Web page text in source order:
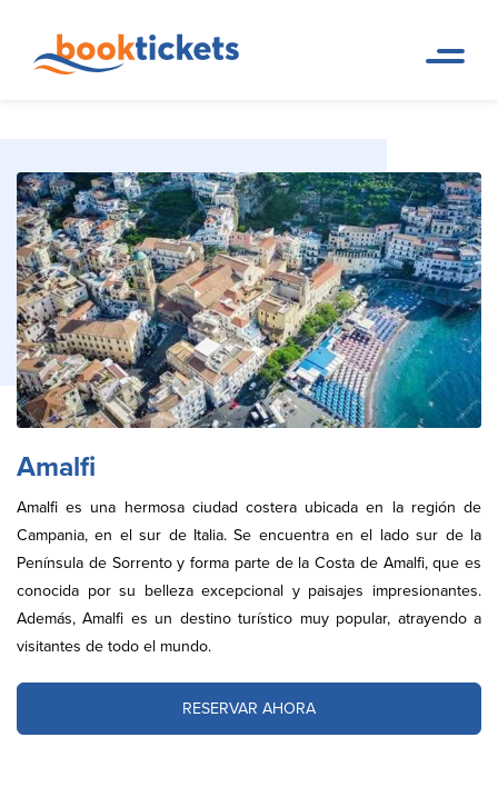
Amalfi
Amalfi es una hermosa ciudad costera ubicada en la región de
Campania, en el sur de Italia. Se encuentra en el lado sur de la
Península de Sorrento y forma parte de la Costa de Amalfi, que es
conocida por su belleza excepcional y paisajes impresionantes.
Además, Amalfi es un destino turístico muy popular, atrayendo a
visitantes de todo el mundo.
RESERVAR AHORA